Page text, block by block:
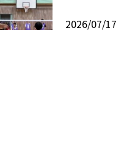
2026/07/17